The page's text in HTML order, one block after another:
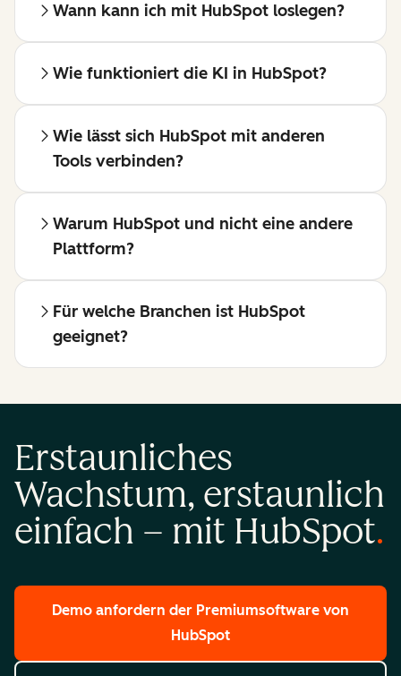
Wann kann ich mit HubSpot loslegen?
Wie funktioniert die KI in HubSpot?
Wie lässt sich HubSpot mit anderen
Tools verbinden?
Warum HubSpot und nicht eine andere
Plattform?
Für welche Branchen ist HubSpot
geeignet?
Erstaunliches
Wachstum, erstaunlich
einfach – mit HubSpot
Demo anfordern der Premiumsoftware von
HubSpot